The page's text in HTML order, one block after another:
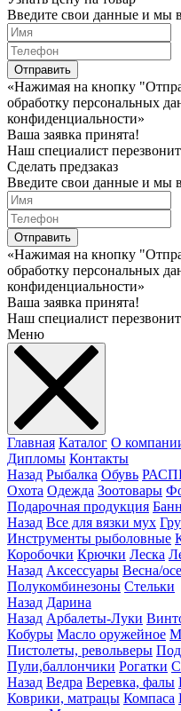
Введите свои данные и мы
Отправить
«Нажимая на кнопку
обработку персональных
конфиденциальности»
Ваша заявка принята!
Наш специалист
Сделать предзаказ
Введите свои данные и мы
Отправить
«Нажимая на кнопку
обработку персональных
конфиденциальности»
Ваша заявка принята!
Наш специалист
Меню
Главная Каталог О
Дипломы Контакты
Назад Рыбалка Обувь
Охота Одежда Зоотовары
Подарочная продукция
Назад Все для вязки мух
Инструменты рыболовные
Коробочки Крючки Леска
Назад Аксессуары Весна/
Полукомбинезоны Стельки
Назад Дарина
Назад Арбалеты-Луки
Кобуры Масло оружейное
Пистолеты, револьверы
Пули,баллончики Рогатки
Назад Ведра Веревка, фалы
Коврики, матрацы Компаса